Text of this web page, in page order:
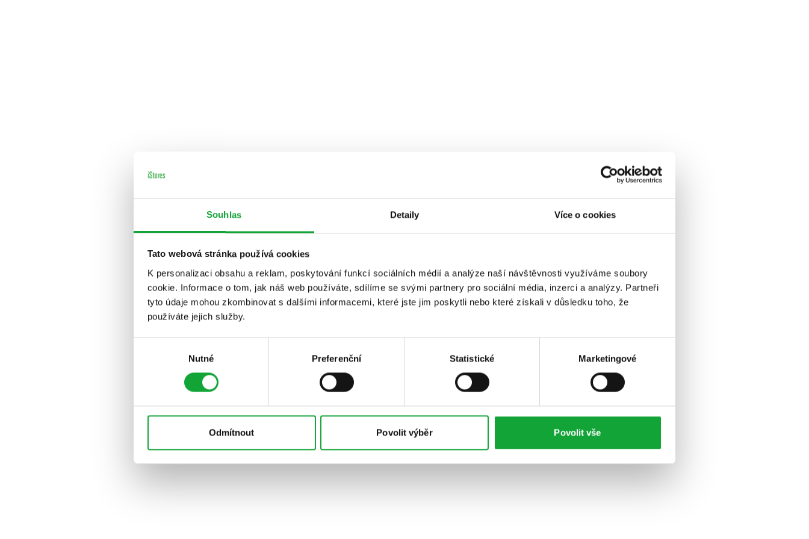
Souhlas Detaily Více o cookies
Tato webová stránka používá cookies
K personalizaci obsahu a reklam, poskytování funkcí sociálních médií a analýze naší návštěvnosti využíváme soubory
cookie. Informace o tom, jak náš web používáte, sdílíme se svými partnery pro sociální média, inzerci a analýzy. Partneři
tyto údaje mohou zkombinovat s dalšími informacemi, které jste jim poskytli nebo které získali v důsledku toho, že
používáte jejich služby.
Nutné Preferenční Statistické Marketingové
Odmítnout Povolit výběr Povolit vše